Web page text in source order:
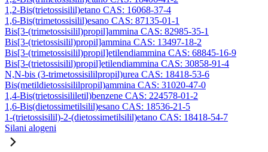
1,2-Bis(trietossisilil)etano CAS: 16068-37-4
1,6-Bis(trimetossisilil)esano CAS: 87135-01-1
Bis[3-(trimetossisilil)propil]ammina CAS: 82985-35-1
Bis[3-(trietossisilil)propil]ammina CAS: 13497-18-2
Bis[3-(trimetossisilil)propil]etilendiammina CAS: 68845-16-9
Bis[3-(trietossisilil)propil]etilendiammina CAS: 30858-91-4
N,N-bis (3-trimetossisililpropil)urea CAS: 18418-53-6
Bis(metildietossisililpropil)ammina CAS: 31020-47-0
1,4-Bis(trietossisililetil)benzene CAS: 224578-01-2
1,6-Bis(dietossimetilsilil)esano CAS: 18536-21-5
1-(trietossisilil)-2-(dietossimetilsilil)etano CAS: 18418-54-7
Silani alogeni